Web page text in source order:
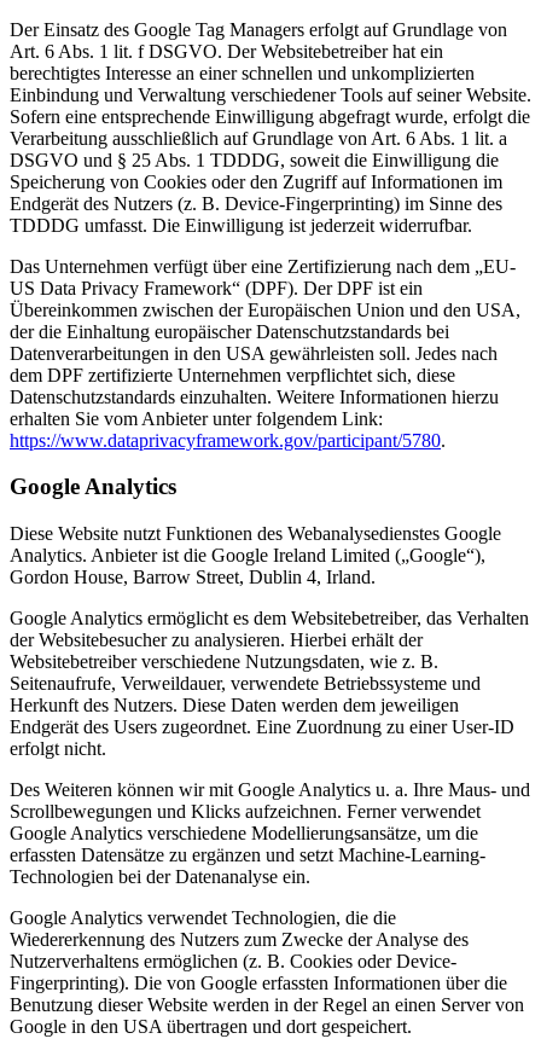
Der Einsatz des Google Tag Managers erfolgt auf Grundlage von
Art. 6 Abs. 1 lit. f DSGVO. Der Websitebetreiber hat ein
berechtigtes Interesse an einer schnellen und unkomplizierten
Einbindung und Verwaltung verschiedener Tools auf seiner Website.
Sofern eine entsprechende Einwilligung abgefragt wurde, erfolgt die
Verarbeitung ausschließlich auf Grundlage von Art. 6 Abs. 1 lit. a
DSGVO und § 25 Abs. 1 TDDDG, soweit die Einwilligung die
Speicherung von Cookies oder den Zugriff auf Informationen im
Endgerät des Nutzers (z. B. Device-Fingerprinting) im Sinne des
TDDDG umfasst. Die Einwilligung ist jederzeit widerrufbar.
Das Unternehmen verfügt über eine Zertifizierung nach dem „EU-
US Data Privacy Framework“ (DPF). Der DPF ist ein
Übereinkommen zwischen der Europäischen Union und den USA,
der die Einhaltung europäischer Datenschutzstandards bei
Datenverarbeitungen in den USA gewährleisten soll. Jedes nach
dem DPF zertifizierte Unternehmen verpflichtet sich, diese
Datenschutzstandards einzuhalten. Weitere Informationen hierzu
erhalten Sie vom Anbieter unter folgendem Link:
https://www.dataprivacyframework.gov/participant/5780.
Google Analytics
Diese Website nutzt Funktionen des Webanalysedienstes Google
Analytics. Anbieter ist die Google Ireland Limited („Google“),
Gordon House, Barrow Street, Dublin 4, Irland.
Google Analytics ermöglicht es dem Websitebetreiber, das Verhalten
der Websitebesucher zu analysieren. Hierbei erhält der
Websitebetreiber verschiedene Nutzungsdaten, wie z. B.
Seitenaufrufe, Verweildauer, verwendete Betriebssysteme und
Herkunft des Nutzers. Diese Daten werden dem jeweiligen
Endgerät des Users zugeordnet. Eine Zuordnung zu einer User-ID
erfolgt nicht.
Des Weiteren können wir mit Google Analytics u. a. Ihre Maus- und
Scrollbewegungen und Klicks aufzeichnen. Ferner verwendet
Google Analytics verschiedene Modellierungsansätze, um die
erfassten Datensätze zu ergänzen und setzt Machine-Learning-
Technologien bei der Datenanalyse ein.
Google Analytics verwendet Technologien, die die
Wiedererkennung des Nutzers zum Zwecke der Analyse des
Nutzerverhaltens ermöglichen (z. B. Cookies oder Device-
Fingerprinting). Die von Google erfassten Informationen über die
Benutzung dieser Website werden in der Regel an einen Server von
Google in den USA übertragen und dort gespeichert.